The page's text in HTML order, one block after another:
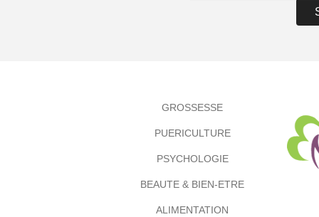
GROSSESSE
PUERICULTURE
PSYCHOLOGIE
BEAUTE & BIEN-ETRE
ALIMENTATION